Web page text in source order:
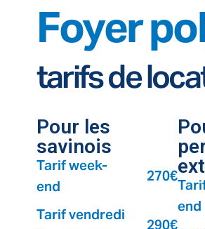
Foyer
tarifs de
Pour les
savinois
Tarif week-
end
270€
Tarif vendredi
end